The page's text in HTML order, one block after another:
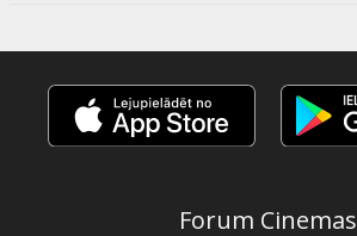
Forum Cinemas